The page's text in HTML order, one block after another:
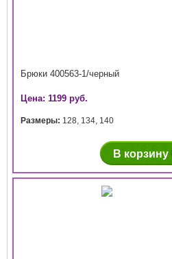
Брюки 400563-1/черный
Цена: 1199 руб.
Размеры: 128, 134, 140
В корзину